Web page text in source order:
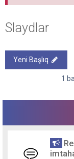
Slaydlar
Yeni Başlıq
1